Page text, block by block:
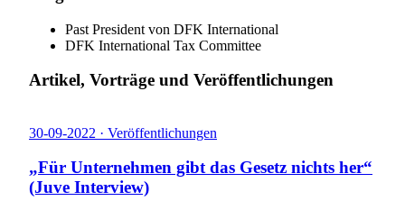
Past President von DFK International
DFK International Tax Committee
Artikel, Vorträge und Veröffentlichungen
30-09-2022 · Veröffentlichungen
„Für Unternehmen gibt das Gesetz nichts her“
(Juve Interview)